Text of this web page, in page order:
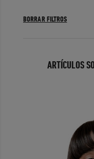
BORRAR FILTROS
ARTÍCULOS